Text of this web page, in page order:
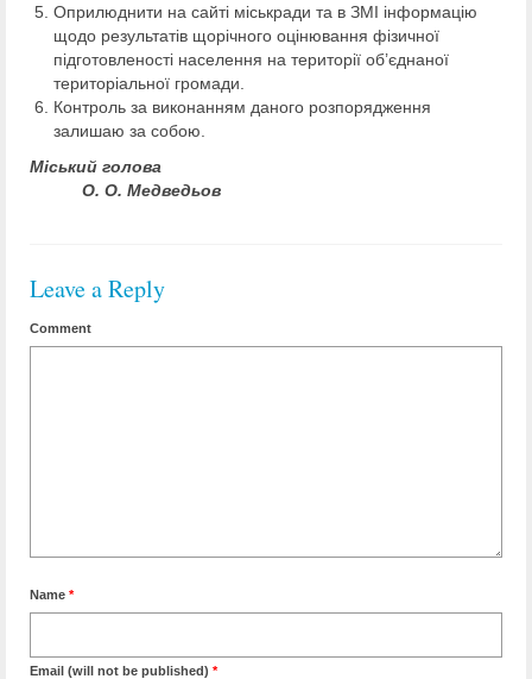
Оприлюднити на сайті міськради та в ЗМІ інформацію
щодо результатів щорічного оцінювання фізичної
підготовленості населення на території об’єднаної
територіальної громади.
Контроль за виконанням даного розпорядження
залишаю за собою.
Міський голова
О. О. Медведьов
Leave a Reply
Comment
Name *
Email (will not be published) *